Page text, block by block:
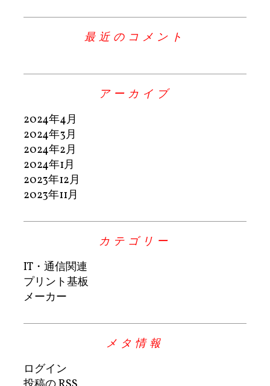
最近のコメント
アーカイブ
2024年4月
2024年3月
2024年2月
2024年1月
2023年12月
2023年11月
カテゴリー
IT・通信関連
プリント基板
メーカー
メタ情報
ログイン